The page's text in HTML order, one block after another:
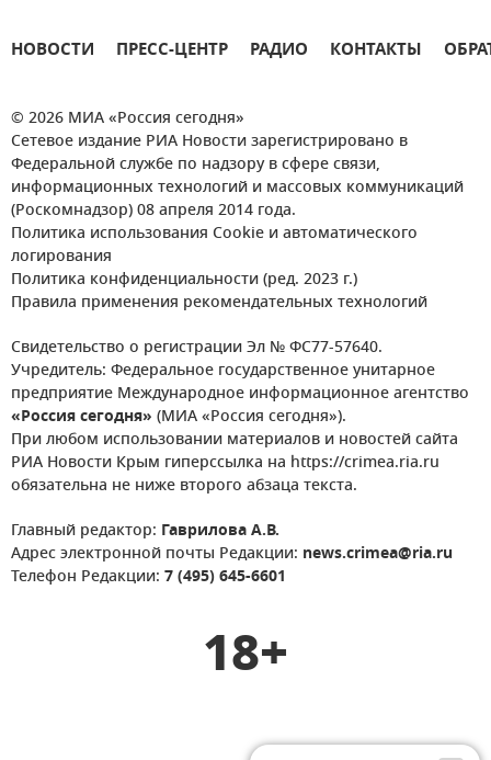
НОВОСТИ ПРЕСС-ЦЕНТР РАДИО КОНТАКТЫ
© 2026 МИА «Россия сегодня»
Сетевое издание РИА Новости зарегистрировано в
Федеральной службе по надзору в сфере связи,
информационных технологий и массовых коммуникаций
(Роскомнадзор) 08 апреля 2014 года.
Политика использования Cookie и автоматического
логирования
Политика конфиденциальности (ред. 2023 г.)
Правила применения рекомендательных технологий
Свидетельство о регистрации Эл № ФС77-57640.
Учредитель: Федеральное государственное унитарное
предприятие Международное информационное агентство
«Россия сегодня» (МИА «Россия сегодня»).
При любом использовании материалов и новостей сайта
РИА Новости Крым гиперссылка на https://crimea.ria.ru
обязательна не ниже второго абзаца текста.
Главный редактор: Гаврилова А.В.
Адрес электронной почты Редакции: news.crimea@ria.ru
Телефон Редакции: 7 (495) 645-6601
18+